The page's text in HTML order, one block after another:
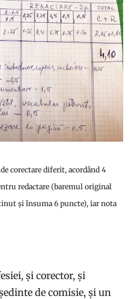
corectare diferit, acordând 4
redactare (baremul original
și însuma 6 puncte), iar nota
și corector, și
de comisie, și un